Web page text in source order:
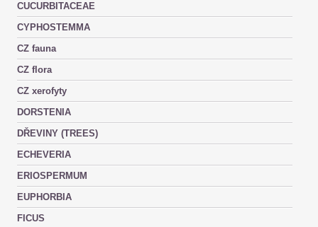
CUCURBITACEAE
CYPHOSTEMMA
CZ fauna
CZ flora
CZ xerofyty
DORSTENIA
DŘEVINY (TREES)
ECHEVERIA
ERIOSPERMUM
EUPHORBIA
FICUS